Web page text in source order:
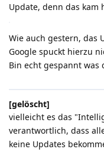
Update, denn das kam
Wie auch gestern, das
Google spuckt hierzu
Bin echt gespannt was
[gelöscht]
vielleicht es das
verantwortlich, dass
keine Updates